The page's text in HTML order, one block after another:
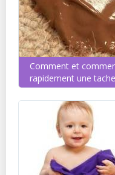
Comment et
rapidement une